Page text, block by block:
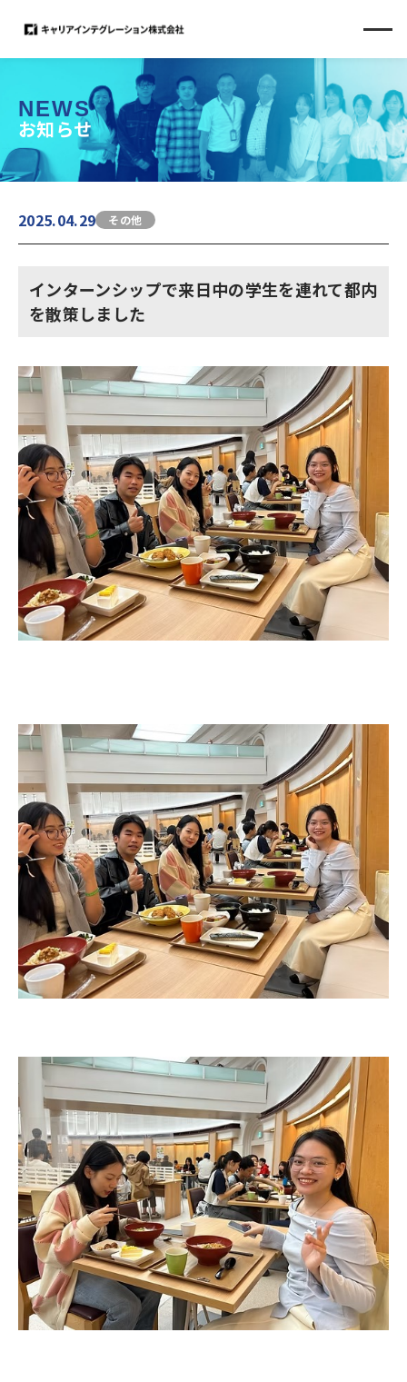
NEWS
お知らせ
2025.04.29 その他
インターンシップで来日中の学生を連れて都内
を散策しました